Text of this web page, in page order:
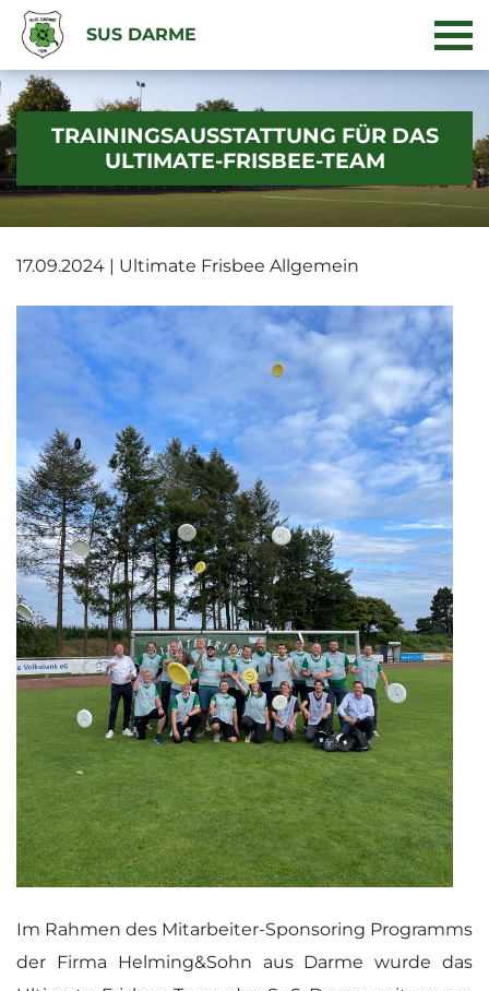
SUS DARME
TRAININGSAUSSTATTUNG FÜR DAS
ULTIMATE-FRISBEE-TEAM
17.09.2024 | Ultimate Frisbee Allgemein
Im Rahmen des Mitarbeiter-Sponsoring Programms
der Firma Helming&Sohn aus Darme wurde das